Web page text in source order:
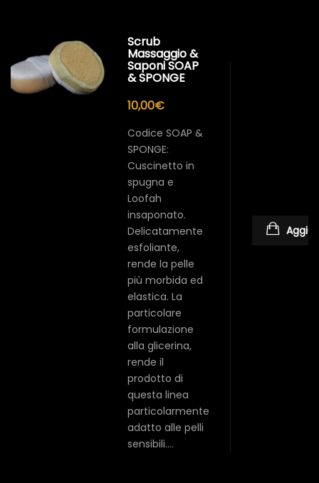
Scrub
Massaggio &
Saponi SOAP
& SPONGE
10,00€
Codice SOAP &
SPONGE:
Cuscinetto in
spugna e
Loofah
insaponato.
Delicatamente
esfoliante,
rende la pelle
più morbida ed
elastica. La
particolare
formulazione
alla glicerina,
rende il
prodotto di
questa linea
particolarmente
adatto alle pelli
sensibili.…